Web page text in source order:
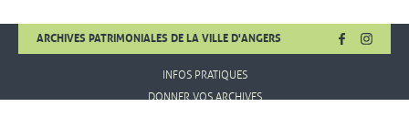
ARCHIVES PATRIMONIALES DE LA VILLE D'ANGERS FACEBOOK
, OUVRE
,
INFOS PRATIQUES
DONNER VOS ARCHIVES